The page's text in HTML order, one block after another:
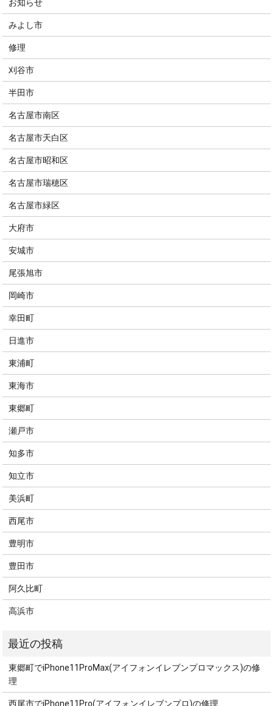
お知らせ
みよし市
修理
刈谷市
半田市
名古屋市南区
名古屋市天白区
名古屋市昭和区
名古屋市瑞穂区
名古屋市緑区
大府市
安城市
尾張旭市
岡崎市
幸田町
日進市
東浦町
東海市
東郷町
瀬戸市
知多市
知立市
美浜町
西尾市
豊明市
豊田市
阿久比町
高浜市
東郷町でiPhone11ProMax(アイフォンイレブンプロマックス)の修
理
西尾市でiPhone11Pro(アイフォンイレブンプロ)の修理